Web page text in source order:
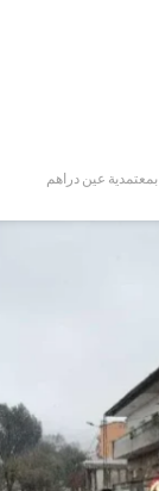
عين دراهم